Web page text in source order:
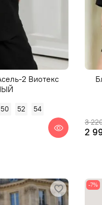
2 Виотекс
50 52
54
3
2
-7%